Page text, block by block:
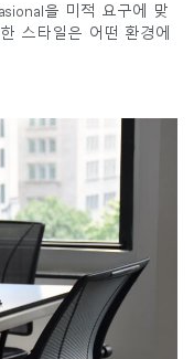
을 미적 요구에 맞
스타일은 어떤 환경에